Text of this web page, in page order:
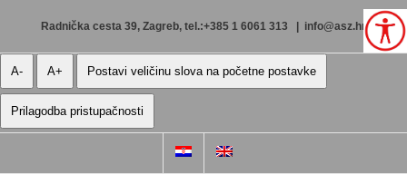
Radnička cesta 39, Zagreb, tel.:+385 1 6061 313 info@asz.hr
A- A+ Postavi veličinu slova na početne postavke
Prilagodba pristupačnosti